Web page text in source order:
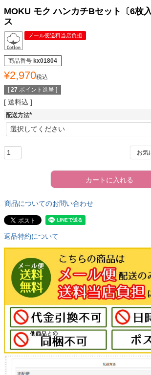
MOKU モク ハンカチBセット〔6枚
ス
メール便送料当店負担
商品番号 kx01804
¥2,970税込
[ 27 ポイント進呈 ]
送料込
配送方法
(
必
須
お気
カートに入れる
商品についてのお問い合わせ
返品特約について